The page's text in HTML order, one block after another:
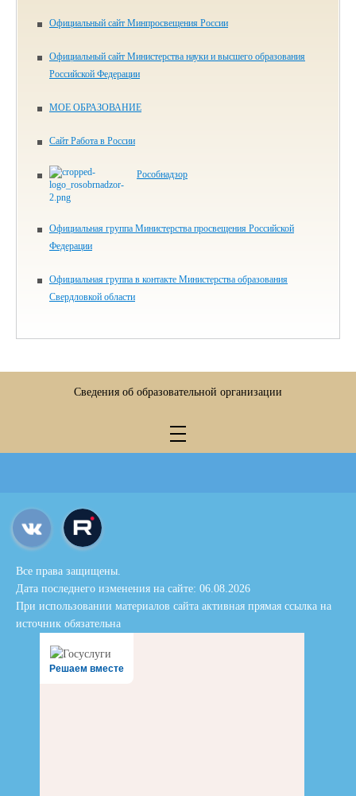
Официальный сайт Минпросвещения России
Официальный сайт Министерства науки и высшего образования
Российской Федерации
МОЕ ОБРАЗОВАНИЕ
Сайт Работа в России
Рособнадзор
Официальная группа Министерства просвещения Российской
Федерации
Официальная группа в контакте Министерства образования
Свердловкой области
Сведения об образовательной организации
Все права защищены.
Дата последнего изменения на сайте: 06.08.2026
При использовании материалов сайта активная прямая ссылка на
источник обязательна
Решаем вместе